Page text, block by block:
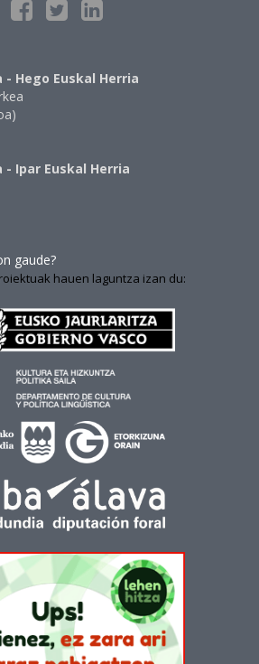
Hego Euskal Herria
- Ipar Euskal Herria
gaude?
hauen laguntza izan du: